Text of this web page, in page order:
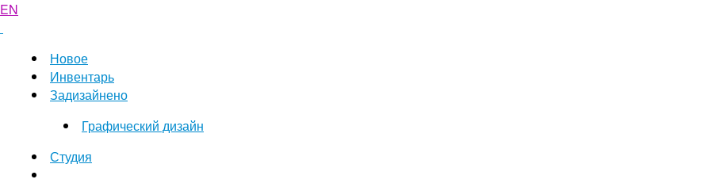
EN
Новое
Инвентарь
Задизайнено
Графический дизайн
Студия